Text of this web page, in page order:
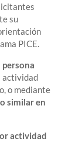
su
PICE.
actividad
o mediante
similar en
actividad